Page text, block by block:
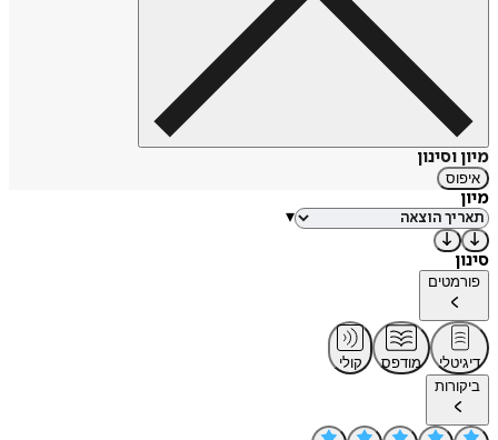
מיון וסינון
איפוס
מיון
▾
סינון
פורמטים
דיגיטלי מודפס
קולי
ביקורות